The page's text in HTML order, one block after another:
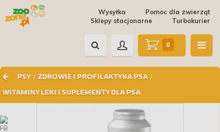
Pomoc dla zwierząt
Wysyłka
Turbokurier
Sklepy stacjonarne
PSY / ZDROWIE I PROFILAKTYKA PSA /
WITAMINY LEKI I SUPLEMENTY DLA PSA
0